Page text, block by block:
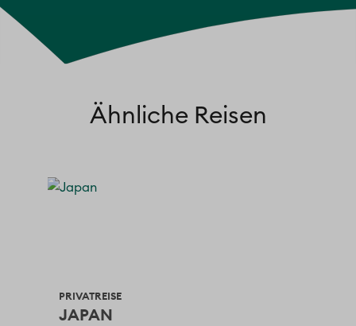
Ähnliche Reisen
PRIVATREISE
JAPAN